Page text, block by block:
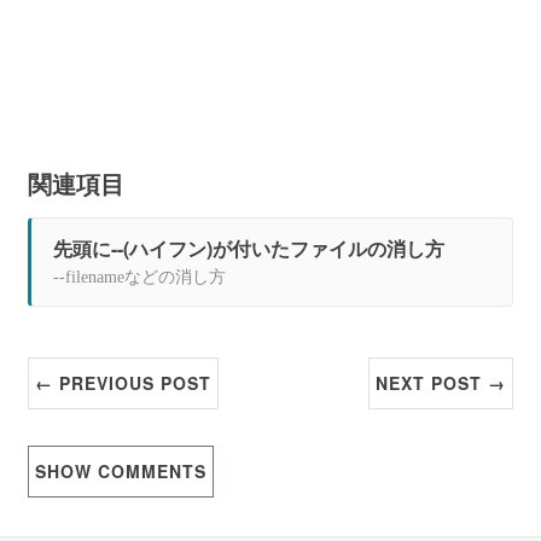
関連項目
先頭に--(ハイフン)が付いたファイルの消し方
--filenameなどの消し方
← PREVIOUS POST NEXT POST →
SHOWCOMMENTS